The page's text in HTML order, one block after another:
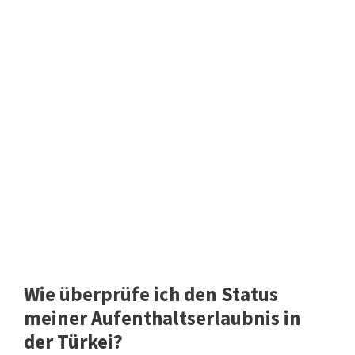
Wie überprüfe ich den Status
meiner Aufenthaltserlaubnis in
der Türkei?